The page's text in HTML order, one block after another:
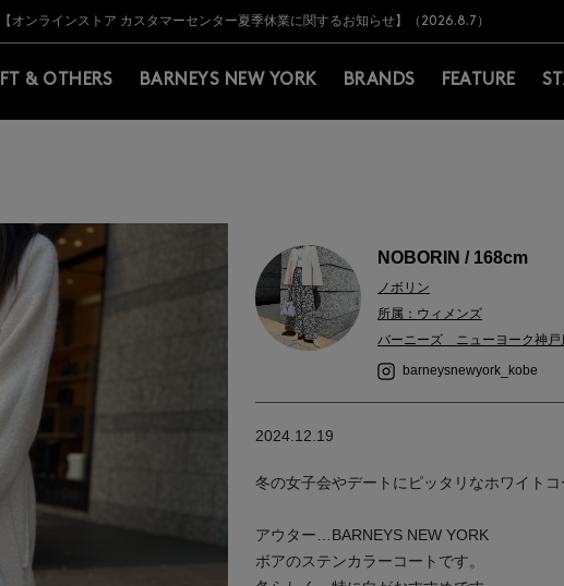
BARNEYS＞会員のお客様は11,000円（税込）以上のお買上げで常時送料無料！お買い物の際
【夏季休業に伴う出荷一時停止のお知らせ】(2026.8.7)
【オンラインストア カスタマーセンター夏季休業に関するお知らせ】（2026.8.7）
【夏季休業に伴う返品・交換承り一時停止のお知らせ】（2026.8.5）
熊本県を中心とした地震の影響によるお荷物のお届けについて
【開催中】SUMMER SALEのご案内・ご注意事項
BARNEYS＞会員のお客様は11,000円（税込）以上のお買上げで常時送料無料！お買い物の際
【夏季休業に伴う出荷一時停止のお知らせ】(2026.8.7)
& OTHERS BARNEYS NEW YORK BRANDS FEATURE
NOBORIN / 168cm
ノボリン
所属：ウィメンズ
バーニーズ ニューヨーク神戸
barneysnewyork_kobe
2024.12.19
冬の女子会やデートにピッタリなホワイト
アウター…BARNEYS NEW YORK
ボアのステンカラーコートです。